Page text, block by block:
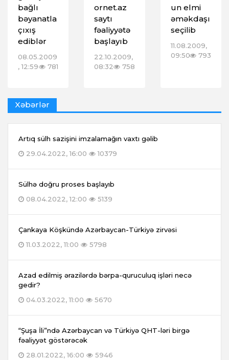
bağlı
bəyanatla
çıxış
ediblər
08.05.2009
, 12:59
781
ornet.az
saytı
fəaliyyətə
başlayıb
22.10.2009,
08:32
758
un elmi
əməkdaşı
seçilib
11.08.2009,
09:50
793
Xəbərlər
Artıq sülh sazişini imzalamağın vaxtı gəlib
29.04.2022, 16:00
10379
Sülhə doğru proses başlayıb
08.04.2022, 12:00
5139
Çankaya Köşkündə Azərbaycan-Türkiyə zirvəsi
11.03.2022, 11:00
5798
Azad edilmiş ərazilərdə bərpa-quruculuq işləri necə
gedir?
04.03.2022, 11:00
5670
“Şuşa İli”ndə Azərbaycan və Türkiyə QHT-ləri birgə
fəaliyyət göstərəcək
28.01.2022, 16:00
5946